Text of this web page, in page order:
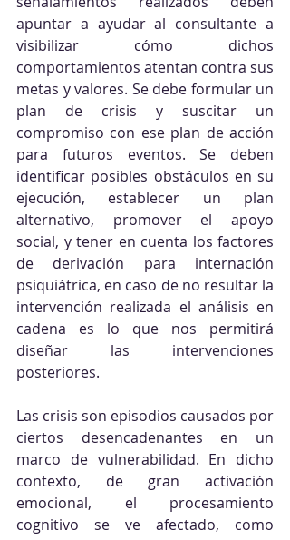
apuntar a ayudar al consultante a
visibilizar cómo dichos
comportamientos atentan contra sus
metas y valores. Se debe formular un
plan de crisis y suscitar un
compromiso con ese plan de acción
para futuros eventos. Se deben
identificar posibles obstáculos en su
ejecución, establecer un plan
alternativo, promover el apoyo
social, y tener en cuenta los factores
de derivación para internación
psiquiátrica, en caso de no resultar la
intervención realizada el análisis en
cadena es lo que nos permitirá
diseñar las intervenciones
posteriores.
Las crisis son episodios causados por
ciertos desencadenantes en un
marco de vulnerabilidad. En dicho
contexto, de gran activación
emocional, el procesamiento
cognitivo se ve afectado, como